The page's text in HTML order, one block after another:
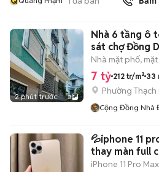
2 phút trước 3
Nhà 6 tầng ô
sát chợ Đồng
Nhà mặt phố,
7 tỷ 212 tr/m² 33
Phường Thạch
Cộng Đồng Nhà
💦iphone 11
thay màn full
iPhone 11 Pro Max